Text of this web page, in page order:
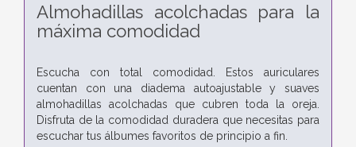
Almohadillas acolchadas para la
máxima comodidad
Escucha con total comodidad. Estos auriculares
cuentan con una diadema autoajustable y suaves
almohadillas acolchadas que cubren toda la oreja.
Disfruta de la comodidad duradera que necesitas para
escuchar tus álbumes favoritos de principio a fin.